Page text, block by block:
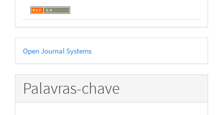
Desenvolvido
por
Open Journal Systems
Palavras-chave